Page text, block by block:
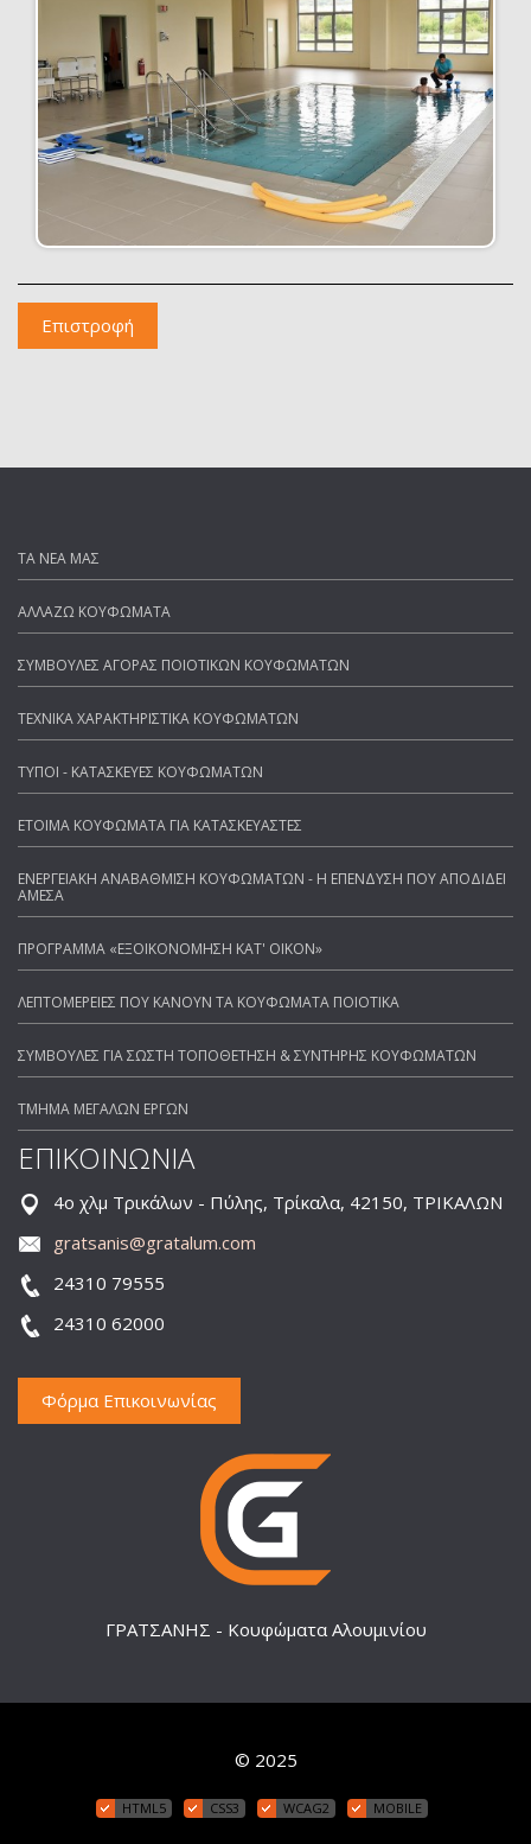
Επιστροφή
ΤΑ ΝΕΑ ΜΑΣ
ΑΛΛΑΖΩ ΚΟΥΦΩΜΑΤΑ
ΣΥΜΒΟΥΛΕΣ ΑΓΟΡΑΣ ΠΟΙΟΤΙΚΩΝ ΚΟΥΦΩΜΑΤΩΝ
ΤΕΧΝΙΚΑ ΧΑΡΑΚΤΗΡΙΣΤΙΚΑ ΚΟΥΦΩΜΑΤΩΝ
ΤΥΠΟΙ - ΚΑΤΑΣΚΕΥΕΣ ΚΟΥΦΩΜΑΤΩΝ
ΕΤΟΙΜΑ ΚΟΥΦΩΜΑΤΑ ΓΙΑ ΚΑΤΑΣΚΕΥΑΣΤΕΣ
ΕΝΕΡΓΕΙΑΚΗ ΑΝΑΒΑΘΜΙΣΗ ΚΟΥΦΩΜΑΤΩΝ - Η ΕΠΕΝΔΥΣΗ ΠΟΥ ΑΠΟΔΙΔΕΙ
ΑΜΕΣΑ
ΠΡΟΓΡΑΜΜΑ «ΕΞΟΙΚΟΝΟΜΗΣΗ ΚΑΤ' ΟΙΚΟΝ»
ΛΕΠΤΟΜΕΡΕΙΕΣ ΠΟΥ ΚΑΝΟΥΝ ΤΑ ΚΟΥΦΩΜΑΤΑ ΠΟΙΟΤΙΚΑ
ΣΥΜΒΟΥΛΕΣ ΓΙΑ ΣΩΣΤΗ ΤΟΠΟΘΕΤΗΣΗ & ΣΥΝΤΗΡΗΣ ΚΟΥΦΩΜΑΤΩΝ
ΤΜΗΜΑ ΜΕΓΑΛΩΝ ΕΡΓΩΝ
ΕΠΙΚΟΙΝΩΝΙΑ
4ο χλμ Τρικάλων - Πύλης, Τρίκαλα, 42150, ΤΡΙΚΑΛΩΝ
gratsanis@gratalum.com
24310 79555
24310 62000
Φόρμα Επικοινωνίας
ΓΡΑΤΣΑΝΗΣ - Κουφώματα Αλουμινίου
© 2025
HTML5 CSS3 WCAG2 MOBILE